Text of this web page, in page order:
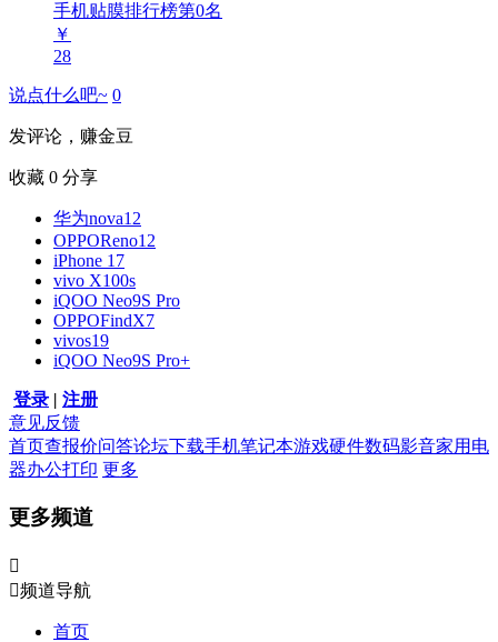
手机贴膜排行榜第0名
￥
28
说点什么吧~ 0
发评论，赚金豆
收藏 0 分享
华为nova12
OPPOReno12
iPhone 17
vivo X100s
iQOO Neo9S Pro
OPPOFindX7
vivos19
iQOO Neo9S Pro+
登录 | 注册
意见反馈
首页查报价问答论坛下载手机笔记本游戏硬件数码影音家用电
器办公打印 更多
更多频道

频道导航
首页